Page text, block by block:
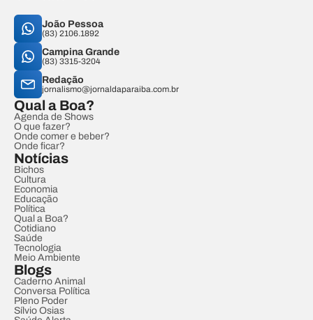
João Pessoa
(83) 2106.1892
Campina Grande
(83) 3315-3204
Redação
jornalismo@jornaldaparaiba.com.br
Qual a Boa?
Agenda de Shows
O que fazer?
Onde comer e beber?
Onde ficar?
Notícias
Bichos
Cultura
Economia
Educação
Política
Qual a Boa?
Cotidiano
Saúde
Tecnologia
Meio Ambiente
Blogs
Caderno Animal
Conversa Política
Pleno Poder
Sílvio Osias